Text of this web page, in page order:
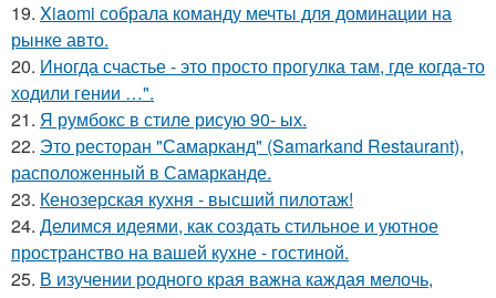
19. Xiaomi собрала команду мечты для доминации на
рынке авто.
20. Иногда счастье - это просто прогулка там, где когда-то
ходили гении …".
21. Я румбокс в стиле рисую 90- ых.
22. Это ресторан "Самарканд" (Samarkand Restaurant),
расположенный в Самарканде.
23. Кенозерская кухня - высший пилотаж!
24. Делимся идеями, как создать стильное и уютное
пространство на вашей кухне - гостиной.
25. В изучении родного края важна каждая мелочь,